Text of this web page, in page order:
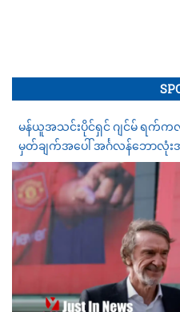
မန်ယူအသင်းပိုင်ရှင် ဂျင်မ် ရက်က
မှတ်ချက်အပေါ် အင်္ဂလန်ဘော
ပြော